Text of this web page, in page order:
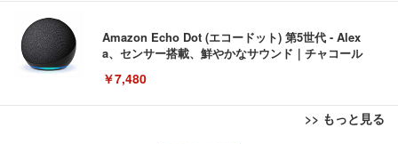
Amazon Echo Dot (エコードット) 第5世代 - Alex
a、センサー搭載、鮮やかなサウンド｜チャコール
￥7,480
>> もっと見る